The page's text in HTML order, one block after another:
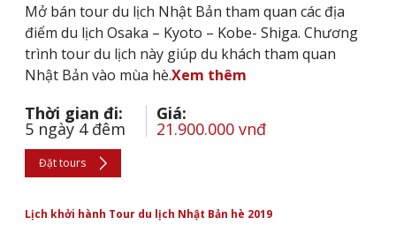
Mở bán tour du lịch Nhật Bản tham quan các địa
điểm du lịch Osaka – Kyoto – Kobe- Shiga. Chương
trình tour du lịch này giúp du khách tham quan
Nhật Bản vào mùa hè.Xem thêm
Thời gian đi:
5 ngày 4 đêm
Giá:
21.900.000 vnđ
Đặt tours
Lịch khởi hành Tour du lịch Nhật Bản hè 2019